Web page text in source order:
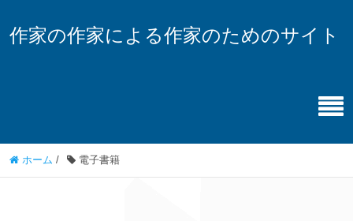
作家の作家による作家のためのサイト
ホーム / 電子書籍